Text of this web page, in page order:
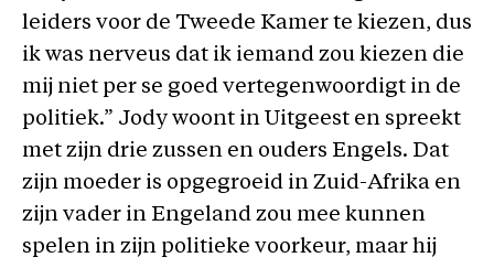
leiders voor de Tweede Kamer te kiezen, dus
ik was nerveus dat ik iemand zou kiezen die
mij niet per se goed vertegenwoordigt in de
politiek.” Jody woont in Uitgeest en spreekt
met zijn drie zussen en ouders Engels. Dat
zijn moeder is opgegroeid in Zuid-Afrika en
zijn vader in Engeland zou mee kunnen
spelen in zijn politieke voorkeur, maar hij